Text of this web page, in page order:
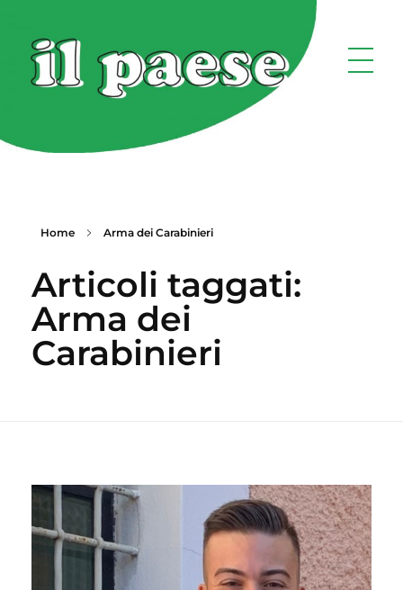
Home Arma dei Carabinieri
Articoli taggati:
Arma dei
Carabinieri